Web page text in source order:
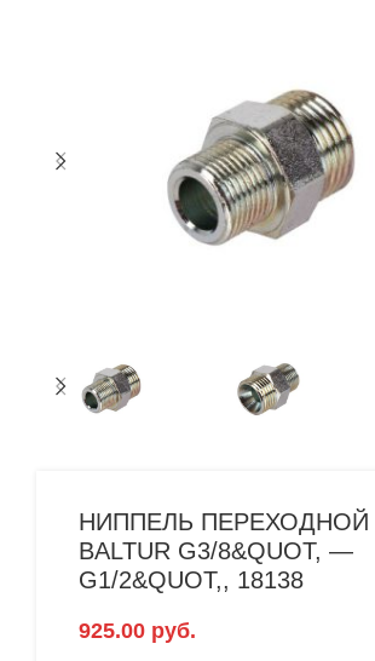
НИППЕЛЬ ПЕРЕХОДНОЙ
BALTUR G3/8&QUOT, —
G1/2&QUOT,, 18138
925.00 руб.